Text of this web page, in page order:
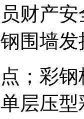
财产
围墙
彩钢
层压